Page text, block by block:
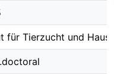
für Tierzucht und